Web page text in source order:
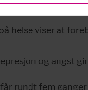
helse viser at
og angst
rundt fem